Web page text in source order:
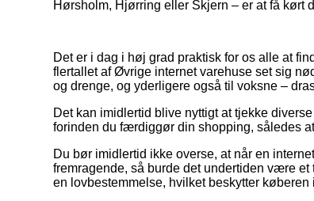
Hørsholm, Hjørring eller Skjern – er at få kørt
Det er i dag i høj grad praktisk for os alle at
flertallet af Øvrige internet varehuse set sig
og drenge, og yderligere også til voksne –
Det kan imidlertid blive nyttigt at tjekke
forinden du færdiggør din shopping, således
Du bør imidlertid ikke overse, at når en
fremragende, så burde det undertiden være
en lovbestemmelse, hvilket beskytter